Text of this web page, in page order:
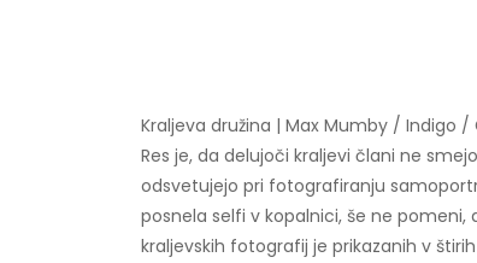
Kraljeva družina | Max Mumby / Indigo
Res je, da delujoči kraljevi člani ne
odsvetujejo pri fotografiranju
posnela selfi v kopalnici, še ne
kraljevskih fotografij je prikazanih v